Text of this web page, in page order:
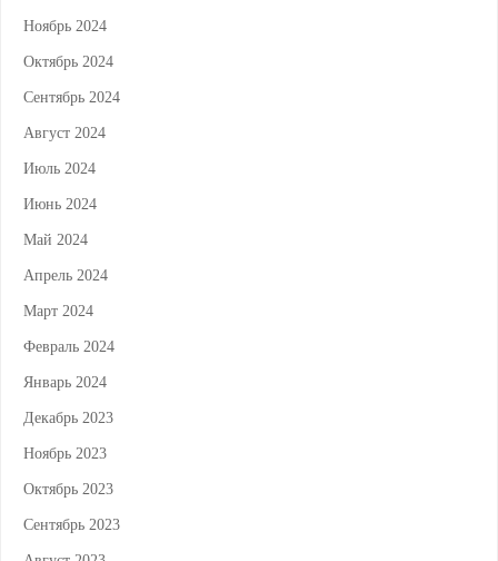
Ноябрь 2024
Октябрь 2024
Сентябрь 2024
Август 2024
Июль 2024
Июнь 2024
Май 2024
Апрель 2024
Март 2024
Февраль 2024
Январь 2024
Декабрь 2023
Ноябрь 2023
Октябрь 2023
Сентябрь 2023